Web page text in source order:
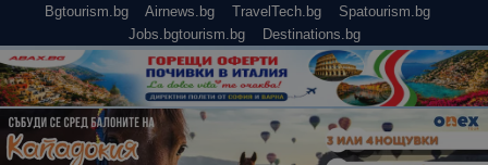
Bgtourism.bg Airnews.bg TravelTech.bg
Spatourism.bg
Jobs.bgtourism.bg
Destinations.bg